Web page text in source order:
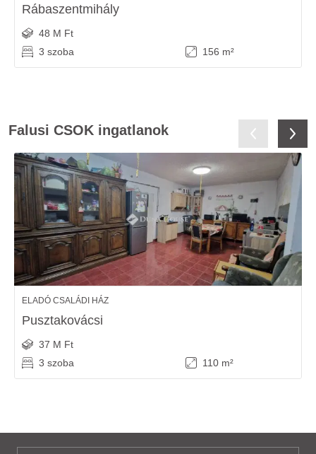
Rábaszentmihály
48 M Ft
3 szoba
156 m²
Falusi CSOK ingatlanok
ELADÓ CSALÁDI HÁZ
Pusztakovácsi
37 M Ft
3 szoba
110 m²